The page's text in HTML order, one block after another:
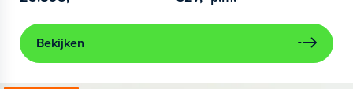
Bekijken